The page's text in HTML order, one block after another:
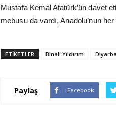
Mustafa Kemal Atatürk’ün davet
mebusu da vardı, Anadolu’nun
ETIKETLER Binali Yıldırım
Paylaş Facebook